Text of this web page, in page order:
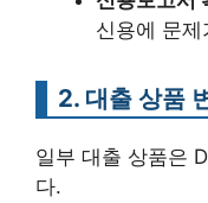
신용에 문
2. 대출 상품
일부 대출 상품은
다.